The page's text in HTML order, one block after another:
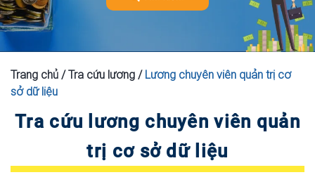
Trang chủ /Tra cứu lương / Lương chuyên viên quản trị cơ
sở dữ liệu
Tra cứu lương chuyên viên quản
trị cơ sở dữ liệu